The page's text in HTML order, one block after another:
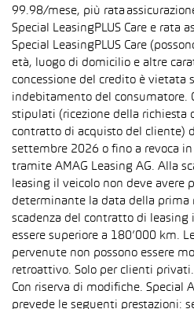
99.98/mese, più rata
Special LeasingPLUS Care e rata
Special LeasingPLUS Care
età, luogo di domicilio e altre
concessione del credito è vietata
indebitamento del consumatore.
stipulati (ricezione della richiesta
contratto di acquisto del cliente)
settembre 2026 o fino a revoca
tramite AMAG Leasing AG. Alla
leasing il veicolo non deve avere
determinante la data della prima
scadenza del contratto di
essere superiore a 180’000 km.
pervenute non possono essere
retroattivo. Solo per clienti
Con riserva di modifiche. Special
prevede le seguenti prestazioni: